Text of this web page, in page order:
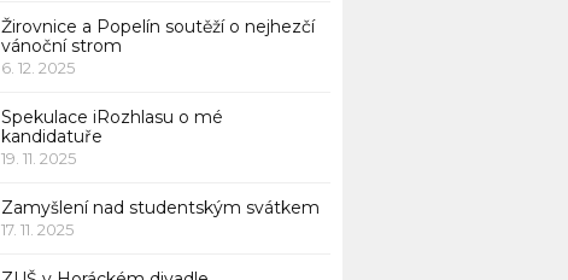
Žirovnice a Popelín soutěží o nejhezčí
vánoční strom
6. 12. 2025
Spekulace iRozhlasu o mé
kandidatuře
19. 11. 2025
Zamyšlení nad studentským svátkem
17. 11. 2025